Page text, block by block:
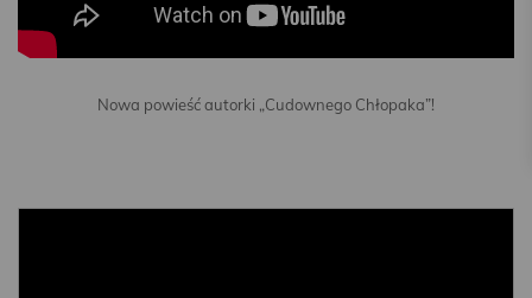
Nowa powieść autorki „Cudownego Chłopaka”!